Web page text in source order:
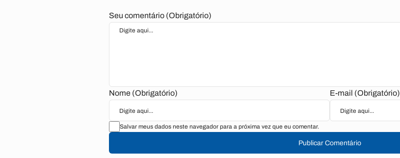
Seu comentário (Obrigatório)
Nome (Obrigatório) E-mail (Obrigatório)
Salvar meus dados neste navegador para a próxima vez que eu comentar.
Publicar Comentário